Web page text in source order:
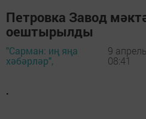
Петровка Завод
оештырылды
"Сарман: иң яңа
хәбәрләр",
9
08:41
.